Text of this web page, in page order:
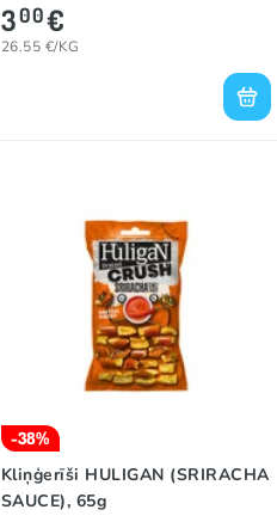
300€
26.55 €/KG
-38%
Kliņģerīši HULIGAN (SRIRACHA
SAUCE), 65g